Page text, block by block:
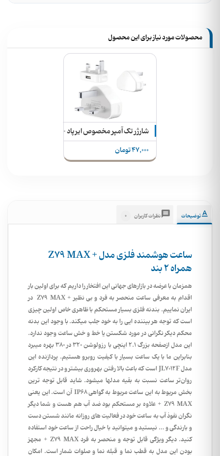
محصولات مورد نیاز برای این محصول
47,000 تومان
توضیحات نظرات کاربران 0
همراه 2 بند
همزمان با عرضه در بازارهای جهانی این افتخار را داریم که برای اولین بار
اقدام به معرفی ساعت منحصر به فرد و بی نظیر + Z79 MAX در
ایران نماییم. بندنه فلزی بسیار مستحکم با ظاهری خاص اولین چیزی
است که توجه هر بیننده ایی را به خود جلب میکند. با وجود این بدنه
محکم دیکر نگرانی در مورد شکستن یا خط و خش ساعت وجود ندارد.
این مدل ازصفحه بزرگ 2.1 اینچی با رزولوشن 320 در 380 بهره میبرد
بنابراین ما با یک ساعت بسیار با کیفیت روبرو هستیم. پردازنده این
مدل JL7012F است که باعث بالا رفتن بهروری بیشتر و در نتیجه کارکرد
روان‌تر ساعت نسبت به بقیه مدلها میشود. شاید قابل توجه ترین
بخش مربوط به این ساعت مربوط به گواهی IP68 آن است. این یعنی
Z79 MAX + علاوه بر مستحکم بود ضد آب هم هست و شما دیگر
نگران نفوذ آب به ساعت خود در فعالیت های روزانه مانند شستن دست
و بارندگی و … نیستید و میتوانید با خیال راحت از ساعت خود استفاده
کنید. دیگر ویژگی قابل توجه و منحصر به فرد Z79 MAX + مجهز
بودن این مدل به قطب نما و قبله نما و صلوات شمار است. امکان